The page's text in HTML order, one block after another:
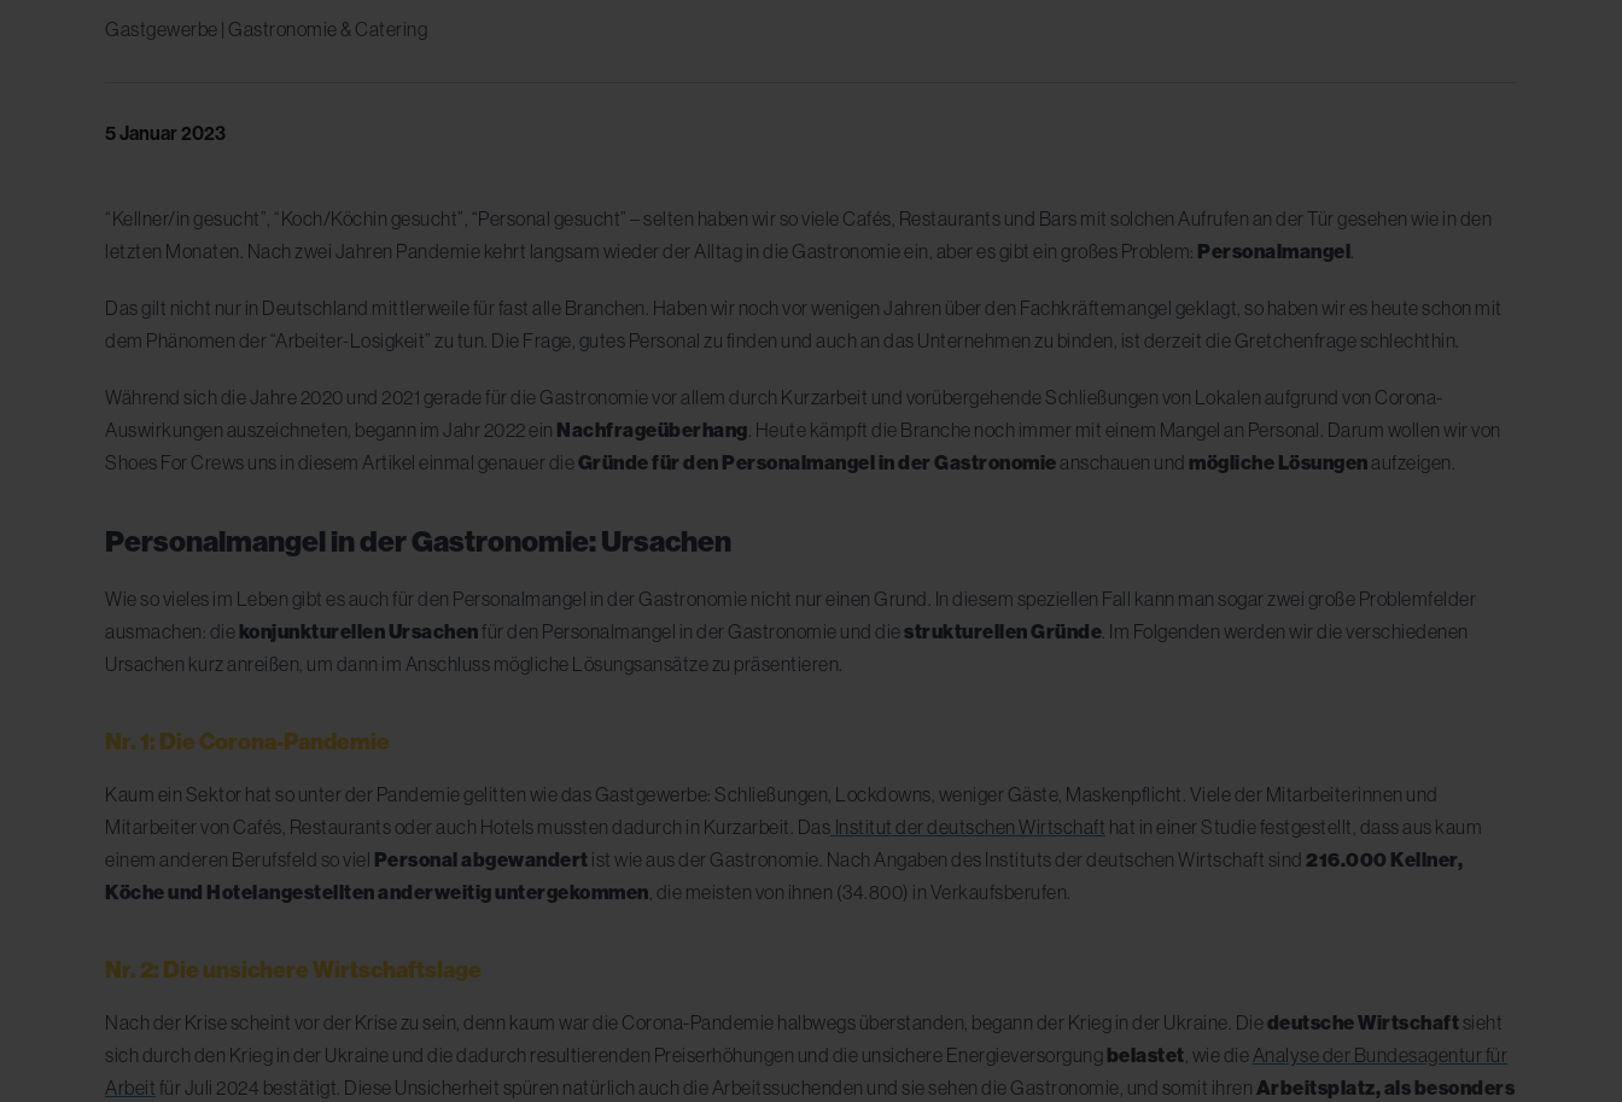
Gastgewerbe | Gastronomie & Catering
5 Januar 2023
“Kellner/in gesucht”, “Koch/Köchin gesucht”, “Personal gesucht” – selten haben wir so viele Cafés, Restaurants und Bars mit solchen Aufrufen an der Tür gesehen wie in den
letzten Monaten. Nach zwei Jahren Pandemie kehrt langsam wieder der Alltag in die Gastronomie ein, aber es gibt ein großes Problem: Personalmangel
Das gilt nicht nur in Deutschland mittlerweile für fast alle Branchen. Haben wir noch vor wenigen Jahren über den Fachkräftemangel geklagt, so haben wir es heute schon mit
dem Phänomen der “Arbeiter-Losigkeit” zu tun. Die Frage, gutes Personal zu finden und auch an das Unternehmen zu binden, ist derzeit die Gretchenfrage schlechthin.
Während sich die Jahre 2020 und 2021 gerade für die Gastronomie vor allem durch Kurzarbeit und vorübergehende Schließungen von Lokalen aufgrund von Corona-
Auswirkungen auszeichneten, begann im Jahr 2022 ein Nachfrageüberhang . Heute kämpft die Branche noch immer mit einem Mangel an Personal. Darum wollen wir von
Shoes For Crews uns in diesem Artikel einmal genauer dieGründe für den Personalmangel in der Gastronomieanschauen und mögliche Lösungenaufzeigen.
Personalmangel in der Gastronomie: Ursachen
Wie so vieles im Leben gibt es auch für den Personalmangel in der Gastronomie nicht nur einen Grund. In diesem speziellen Fall kann man sogar zwei große Problemfelder
ausmachen: die konjunkturellen Ursachenfür den Personalmangel in der Gastronomie und diestrukturellen Gründe . Im Folgenden werden wir die verschiedenen
Ursachen kurz anreißen, um dann im Anschluss mögliche Lösungsansätze zu präsentieren.
Nr. 1: Die Corona-Pandemie
Kaum ein Sektor hat so unter der Pandemie gelitten wie das Gastgewerbe: Schließungen, Lockdowns, weniger Gäste, Maskenpflicht. Viele der Mitarbeiterinnen und
Mitarbeiter von Cafés, Restaurants oder auch Hotels mussten dadurch in Kurzarbeit. Das Institut der deutschen Wirtschaft hat in einer Studie festgestellt, dass aus kaum
einem anderen Berufsfeld so viel Personal abgewandert ist wie aus der Gastronomie. Nach Angaben des Instituts der deutschen Wirtschaft sind 216.000 Kellner,
Köche und Hotelangestellten anderweitig untergekommen , die meisten von ihnen (34.800) in Verkaufsberufen.
Nr. 2: Die unsichere Wirtschaftslage
Nach der Krise scheint vor der Krise zu sein, denn kaum war die Corona-Pandemie halbwegs überstanden, begann der Krieg in der Ukraine. Diedeutsche Wirtschaftsieht
sich durch den Krieg in der Ukraine und die dadurch resultierenden Preiserhöhungen und die unsichere Energieversorgung belastet , wie die Analyse der Bundesagentur für
Arbeit für Juli 2024 bestätigt. Diese Unsicherheit spüren natürlich auch die Arbeitssuchenden und sie sehen die Gastronomie, und somit ihren Arbeitsplatz, als besonders